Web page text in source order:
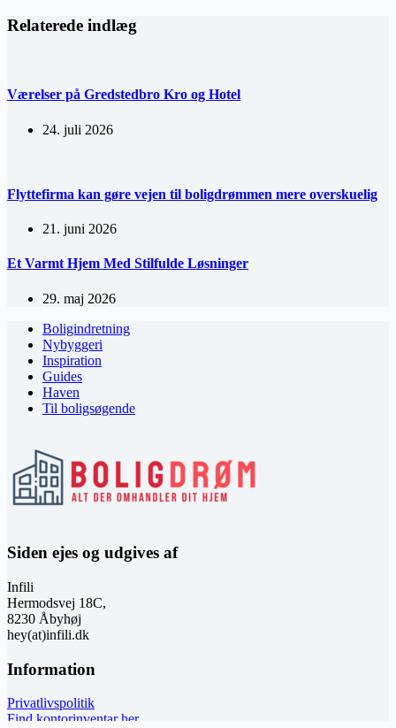
Relaterede indlæg
Værelser på Gredstedbro Kro og Hotel
24. juli 2026
Flyttefirma kan gøre vejen til boligdrømmen mere overskuelig
21. juni 2026
Et Varmt Hjem Med Stilfulde Løsninger
29. maj 2026
Boligindretning
Nybyggeri
Inspiration
Guides
Haven
Til boligsøgende
Siden ejes og udgives af
Infili
Hermodsvej 18C,
8230 Åbyhøj
hey(at)infili.dk
Information
Privatlivspolitik
Find kontorinventar her